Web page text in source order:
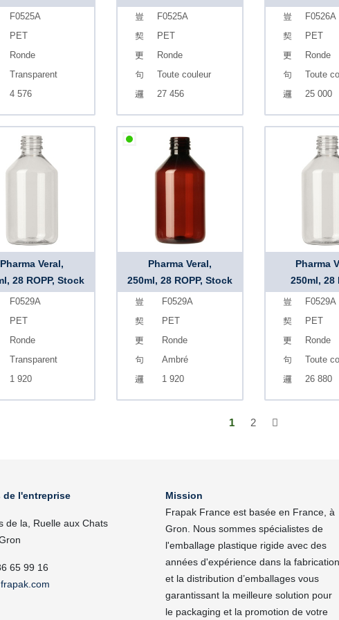
F0525A
PET
Ronde
Transparent
4 576
F0525A
PET
Ronde
Toute couleur
27 456
F0526A
PET
Ronde
Toute
25 000
Pharma Veral,
28 ROPP, Stock
F0529A
PET
Ronde
Transparent
1 920
Pharma Veral,
250ml, 28 ROPP, Stock
F0529A
PET
Ronde
Ambré
1 920
Pharma
250ml, 28
F0529A
PET
Ronde
Toute
26 880
1 2
de l'entreprise
de la, Ruelle aux Chats
65 99 16
Mission
Frapak France est basée en France, à
Gron. Nous sommes spécialistes de
l'emballage plastique rigide avec des
années d'expérience dans la fabrication
et la distribution d’emballages vous
garantissant la meilleure solution pour
le packaging et la promotion de votre